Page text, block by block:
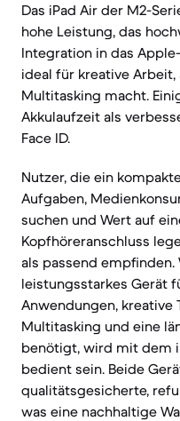
Das iPad Air der M2-
hohe Leistung, das
Integration in das
ideal für kreative
Multitasking macht.
Akkulaufzeit als
Face ID.
Nutzer, die ein
Aufgaben,
suchen und Wert auf
Kopfhöreranschluss
als passend empfinden.
leistungsstarkes Gerät
Anwendungen, kreative
Multitasking und eine
benötigt, wird mit dem
bedient sein. Beide
qualitätsgesicherte,
was eine nachhaltige